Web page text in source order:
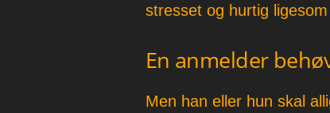
stresset og hurtig
En anmelder
Men han eller hun skal